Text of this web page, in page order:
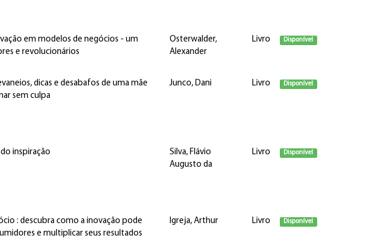
em modelos de negócios - um
e revolucionários
Osterwalder,
Alexander
Livro Disponível
dicas e desabafos de uma mãe
sem culpa
Junco, Dani Livro Disponível
inspiração
Silva, Flávio
Augusto da
Livro Disponível
: descubra como a inovação pode
e multiplicar seus resultados
Igreja, Arthur Livro Disponível